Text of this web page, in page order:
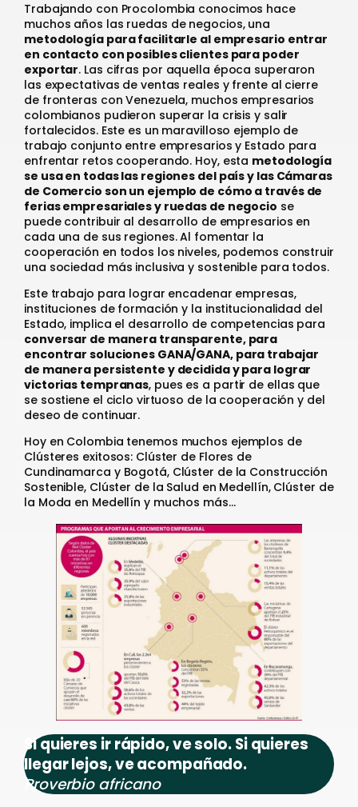
Trabajando con Procolombia conocimos hace
muchos años las ruedas de negocios, una
metodología para facilitarle al empresario entrar
en contacto con posibles clientes para poder
exportar. Las cifras por aquella época superaron
las expectativas de ventas reales y frente al cierre
de fronteras con Venezuela, muchos empresarios
colombianos pudieron superar la crisis y salir
fortalecidos. Este es un maravilloso ejemplo de
trabajo conjunto entre empresarios y Estado para
enfrentar retos cooperando. Hoy, esta metodología
se usa en todas las regiones del país y las Cámaras
de Comercio son un ejemplo de cómo a través de
ferias empresariales y ruedas de negocio se
puede contribuir al desarrollo de empresarios en
cada una de sus regiones. Al fomentar la
cooperación en todos los niveles, podemos construir
una sociedad más inclusiva y sostenible para todos.
Este trabajo para lograr encadenar empresas,
instituciones de formación y la institucionalidad del
Estado, implica el desarrollo de competencias para
conversar de manera transparente, para
encontrar soluciones GANA/GANA, para trabajar
de manera persistente y decidida y para lograr
victorias tempranas, pues es a partir de ellas que
se sostiene el ciclo virtuoso de la cooperación y del
deseo de continuar.
Hoy en Colombia tenemos muchos ejemplos de
Clústeres exitosos: Clúster de Flores de
Cundinamarca y Bogotá, Clúster de la Construcción
Sostenible, Clúster de la Salud en Medellín, Clúster de
la Moda en Medellín y muchos más…
Si quieres ir rápido, ve solo. Si quieres
llegar lejos, ve acompañado.
Proverbio africano